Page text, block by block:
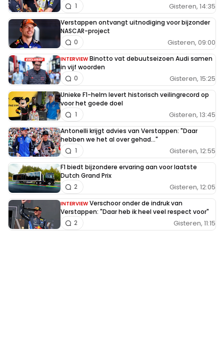
Gisteren, 14:35
1
Verstappen ontvangt uitnodiging voor bijzonder
NASCAR-project
Gisteren, 09:00
0
INTERVIEW Binotto vat debuutseizoen Audi samen
in vijf woorden
Gisteren, 15:25
0
Unieke F1-helm levert historisch veilingrecord op
voor het goede doel
Gisteren, 13:45
1
Antonelli krijgt advies van Verstappen: "Daar
hebben we het al over gehad..."
Gisteren, 12:55
1
F1 biedt bijzondere ervaring aan voor laatste
Dutch Grand Prix
Gisteren, 12:05
2
INTERVIEW Verschoor onder de indruk van
Verstappen: "Daar heb ik heel veel respect voor"
Gisteren, 11:15
2